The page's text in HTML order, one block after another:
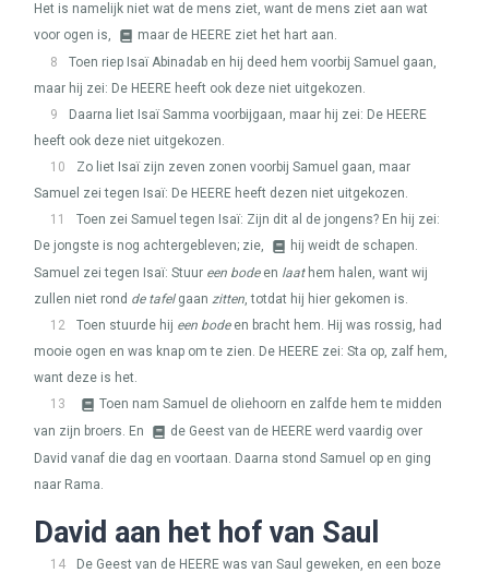
Het is namelijk niet wat de mens ziet, want de mens ziet aan wat
voor ogen is,
maar de HEERE ziet het hart aan.
8
Toen riep Isaï Abinadab en hij deed hem voorbij Samuel gaan,
maar hij zei: De HEERE heeft ook deze niet uitgekozen.
9
Daarna liet Isaï Samma voorbijgaan, maar hij zei: De HEERE
heeft ook deze niet uitgekozen.
10
Zo liet Isaï zijn zeven zonen voorbij Samuel gaan, maar
Samuel zei tegen Isaï: De HEERE heeft dezen niet uitgekozen.
11
Toen zei Samuel tegen Isaï: Zijn dit al de jongens? En hij zei:
De jongste is nog achtergebleven; zie,
hij weidt de schapen.
Samuel zei tegen Isaï: Stuur een bodeen laathem halen, want wij
zullen niet rond de tafelgaan zitten, totdat hij hier gekomen is.
12
Toen stuurde hij een bodeen bracht hem. Hij was rossig, had
mooie ogen en was knap om te zien. De HEERE zei: Sta op, zalf hem,
want deze is het.
13
Toen nam Samuel de oliehoorn en zalfde hem te midden
van zijn broers. En
de Geest van de HEERE werd vaardig over
David vanaf die dag en voortaan. Daarna stond Samuel op en ging
naar Rama.
David aan het hof van Saul
14 De Geest van de HEERE was van Saul geweken, en een boze